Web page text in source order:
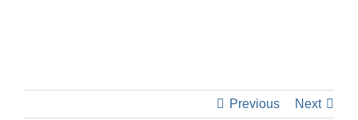
Previous Next